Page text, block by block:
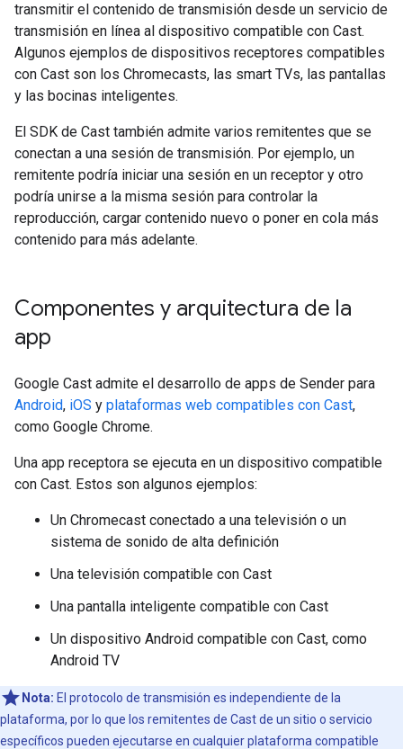
transmitir el contenido de transmisión desde un servicio de
transmisión en línea al dispositivo compatible con Cast.
Algunos ejemplos de dispositivos receptores compatibles
con Cast son los Chromecasts, las smart TVs, las pantallas
y las bocinas inteligentes.
El SDK de Cast también admite varios remitentes que se
conectan a una sesión de transmisión. Por ejemplo, un
remitente podría iniciar una sesión en un receptor y otro
podría unirse a la misma sesión para controlar la
reproducción, cargar contenido nuevo o poner en cola más
contenido para más adelante.
Componentes y arquitectura de la
app
Google Cast admite el desarrollo de apps de Sender para
Android, iOS y plataformas web compatibles con Cast,
como Google Chrome.
Una app receptora se ejecuta en un dispositivo compatible
con Cast. Estos son algunos ejemplos:
Un Chromecast conectado a una televisión o un
sistema de sonido de alta definición
Una televisión compatible con Cast
Una pantalla inteligente compatible con Cast
Un dispositivo Android compatible con Cast, como
Android TV
Nota: El protocolo de transmisión es independiente de la
plataforma, por lo que los remitentes de Cast de un sitio o servicio
específicos pueden ejecutarse en cualquier plataforma compatible